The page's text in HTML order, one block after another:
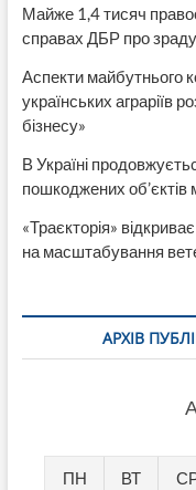
Майже 1,4 тисяч
справах ДБР про
Аспекти майбутнього
українських аграріїв
бізнесу»
В Україні
пошкоджених об’єктів
«Траєкторія»
на масштабування
АРХІВ
ПН ВТ